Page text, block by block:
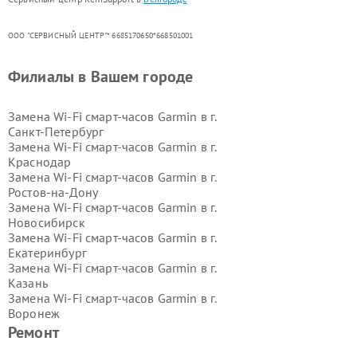
ООО "СЕРВИСНЫЙ ЦЕНТР"* 6685170650*668501001
Ремонт
Филиалы в Вашем городе
Замена Wi-Fi смарт-часов Garmin в г.
Санкт-Петербург
Замена Wi-Fi смарт-часов Garmin в г.
Краснодар
Замена Wi-Fi смарт-часов Garmin в г.
Ростов-на-Дону
Замена Wi-Fi смарт-часов Garmin в г.
Новосибирск
Замена Wi-Fi смарт-часов Garmin в г.
Екатеринбург
Замена Wi-Fi смарт-часов Garmin в г.
Казань
Замена Wi-Fi смарт-часов Garmin в г.
Воронеж
Замена Wi-Fi смарт-часов Garmin в г.
Волгоград